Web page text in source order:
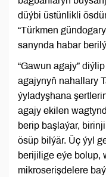
düýbi üstünlikli
“Türkmen
sanynda habar
“Gawun agajy”
agajynyň nahallary
ýyladyşhana
agajy ekilen
berip başlaýar,
ösüp bilýär. Üç ýyl
berijilige eýe bolup,
mikroserişdelere